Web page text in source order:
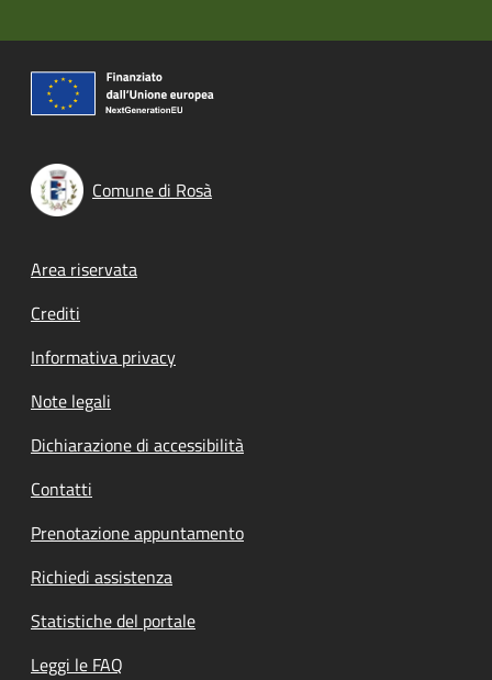
Comune di Rosà
Footer menu
Area riservata
Crediti
Informativa privacy
Note legali
Dichiarazione di accessibilità
Contatti
Prenotazione appuntamento
Richiedi assistenza
Statistiche del portale
Leggi le FAQ